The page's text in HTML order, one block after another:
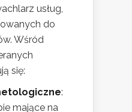
usług,
do
Wśród
się:
:
mające na